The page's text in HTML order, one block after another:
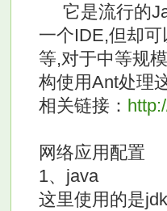
它是流行的
一个IDE,但却
等,对于中等规
构使用Ant处理
相关链接：
网络应用配置
1、java
这里使用的是